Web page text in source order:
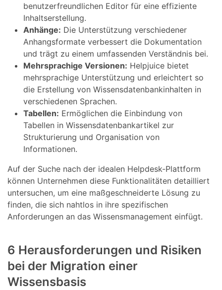
benutzerfreundlichen Editor für eine effiziente
Inhaltserstellung.
Anhänge: Die Unterstützung verschiedener
Anhangsformate verbessert die Dokumentation
und trägt zu einem umfassenden Verständnis bei.
Mehrsprachige Versionen: Helpjuice bietet
mehrsprachige Unterstützung und erleichtert so
die Erstellung von Wissensdatenbankinhalten in
verschiedenen Sprachen.
Tabellen: Ermöglichen die Einbindung von
Tabellen in Wissensdatenbankartikel zur
Strukturierung und Organisation von
Informationen.
Auf der Suche nach der idealen Helpdesk-Plattform
können Unternehmen diese Funktionalitäten detailliert
untersuchen, um eine maßgeschneiderte Lösung zu
finden, die sich nahtlos in ihre spezifischen
Anforderungen an das Wissensmanagement einfügt.
6 Herausforderungen und Risiken
bei der Migration einer
Wissensbasis